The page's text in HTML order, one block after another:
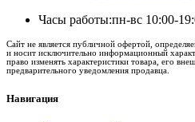
Часы работы:пн-вс 10:00-
Сайт не является публичной офертой,
и носит исключительно информационный
право изменять характеристики товара, его
предварительного уведомления продавца.
Навигация